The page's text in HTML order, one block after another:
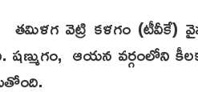
వెట్రి కళగం (టీవీకే)
షణ్ముగం, ఆయన వర్గంలోని